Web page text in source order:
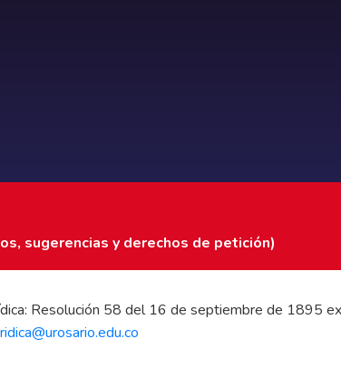
sugerencias y derechos de petición)
Resolución 58 del 16 de septiembre de 1895